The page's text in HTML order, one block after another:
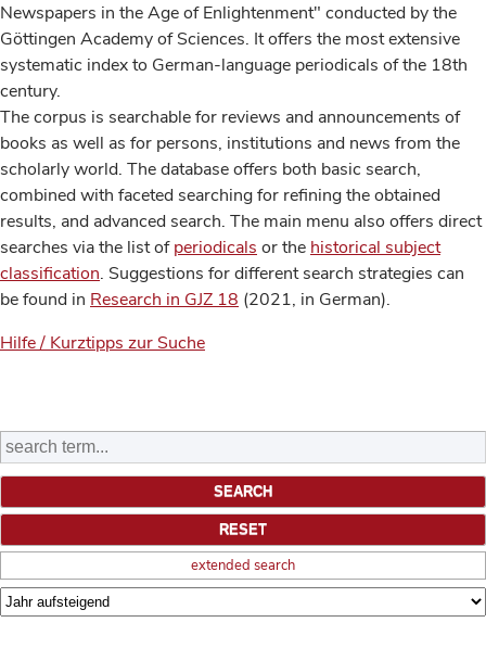
Newspapers in the Age of Enlightenment" conducted by the
Göttingen Academy of Sciences. It offers the most extensive
systematic index to German-language periodicals of the 18th
century.
The corpus is searchable for reviews and announcements of
books as well as for persons, institutions and news from the
scholarly world. The database offers both basic search,
combined with faceted searching for refining the obtained
results, and advanced search. The main menu also offers direct
searches via the list ofperiodicals or the historical subject
classification. Suggestions for different search strategies can
be found in Research in GJZ 18 (2021, in German).
Hilfe / Kurztipps zur Suche
extended search